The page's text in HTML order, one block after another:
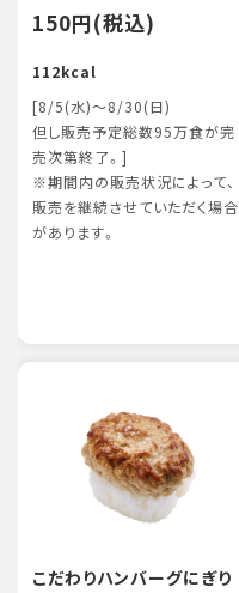
150円(税込)
112kcal
[8/5(水)～8/30(日)
但し販売予定総数95万食が完
売次第終了。]
※期間内の販売状況によって、
販売を継続させていただく場合
があります。
こだわりハンバーグにぎり